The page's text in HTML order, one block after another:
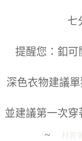
七
提醒您：釦可
深色衣物建議
並建議第一次
~